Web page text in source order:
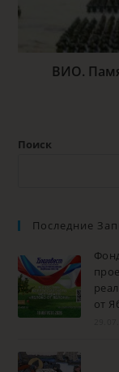
ВИО.
Поиск
Последние
от